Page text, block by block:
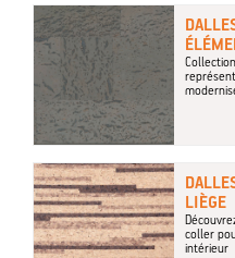
LIÈGE
coller
intérieur